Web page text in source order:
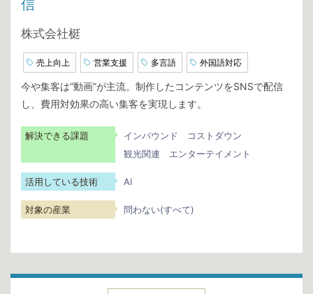
信
株式会社梃
売上向上 営業支援 多言語 外国語対応
今や集客は“動画”が主流。制作したコンテンツをSNSで配信
し、費用対効果の高い集客を実現します。
解決できる課題 インバウンド
コストダウン
観光関連
エンターテイメント
活用している技術 AI
対象の産業 問わない(すべて)